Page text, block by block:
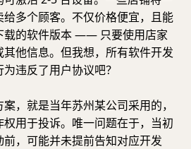
多个顾客。不仅价格便宜，且能
载的软件版本 —— 只要使用店家
他信息。但我想，所有软件开发
违反了用户协议吧？
，就是当年苏州某公司采用的，
用于投诉。唯一问题在于，当初
，可能并未提前告知对应开发